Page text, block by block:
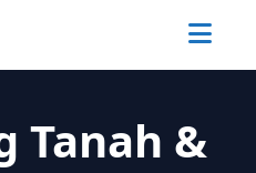
Tanah &